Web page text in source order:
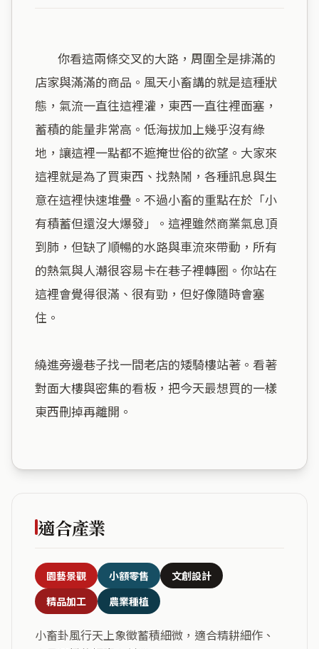
店家與滿滿的商品。風天小畜講的就是這種狀
態，氣流一直往這裡灌，東西一直往裡面塞，
蓄積的能量非常高。低海拔加上幾乎沒有綠
地，讓這裡一點都不遮掩世俗的欲望。大家來
這裡就是為了買東西、找熱鬧，各種訊息與生
意在這裡快速堆疊。不過小畜的重點在於「小
有積蓄但還沒大爆發」。這裡雖然商業氣息頂
到肺，但缺了順暢的水路與車流來帶動，所有
的熱氣與人潮很容易卡在巷子裡轉圈。你站在
這裡會覺得很滿、很有勁，但好像隨時會塞
住。
繞進旁邊巷子找一間老店的矮騎樓站著。看著
對面大樓與密集的看板，把今天最想買的一樣
東西刪掉再離開。
適合產業
園藝景觀 小額零售
文創設計
精品加工
農業種植
小畜卦風行天上象徵蓄積細微，適合精耕細作、